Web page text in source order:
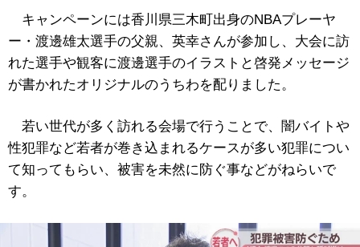
キャンペーンには香川県三木町出身のNBAプレーヤ
ー・渡邊雄太選手の父親、英幸さんが参加し、大会に訪
れた選手や観客に渡邊選手のイラストと啓発メッセージ
が書かれたオリジナルのうちわを配りました。
若い世代が多く訪れる会場で行うことで、闇バイトや
性犯罪など若者が巻き込まれるケースが多い犯罪につい
て知ってもらい、被害を未然に防ぐ事などがねらいで
す。